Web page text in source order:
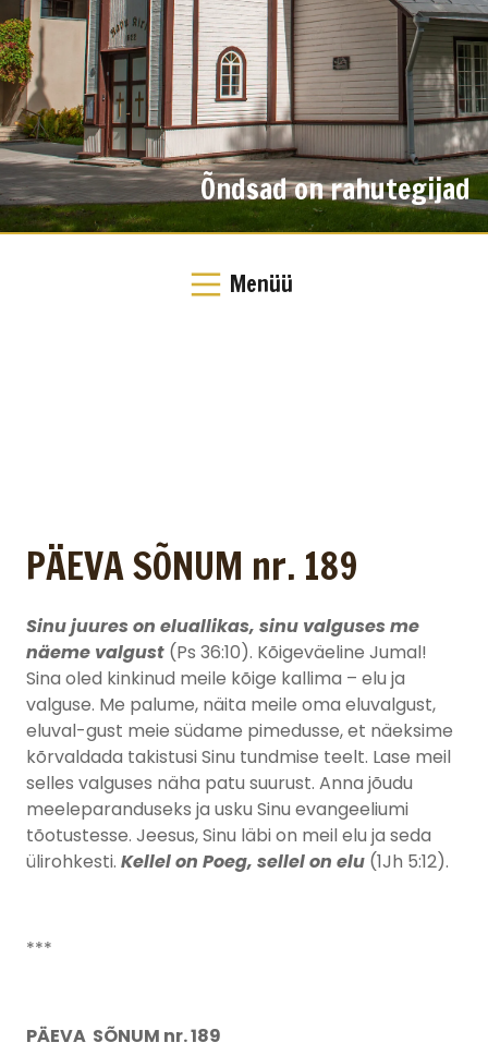
Õndsad on rahutegijad
Menüü
PÄEVA SÕNUM nr. 189
Sinu juures on eluallikas, sinu valguses me
näeme valgust (Ps 36:10). Kõigeväeline Jumal!
Sina oled kinkinud meile kõige kallima – elu ja
valguse. Me palume, näita meile oma eluvalgust,
eluval-gust meie südame pimedusse, et näeksime
kõrvaldada takistusi Sinu tundmise teelt. Lase meil
selles valguses näha patu suurust. Anna jõudu
meeleparanduseks ja usku Sinu evangeeliumi
tõotustesse. Jeesus, Sinu läbi on meil elu ja seda
ülirohkesti. Kellel on Poeg, sellel on elu (1Jh 5:12).
***
PÄEVA SÕNUM nr. 189